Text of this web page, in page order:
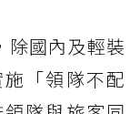
除國內及輕裝
「領隊不配